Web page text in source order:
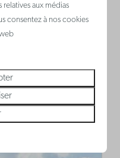
eux-
aux médias
consentez à nos cookies